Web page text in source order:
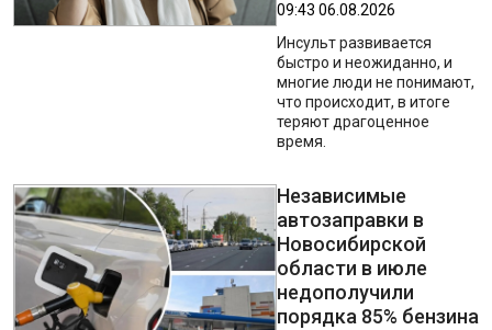
09:43 06.08.2026
Инсульт развивается
быстро и неожиданно, и
многие люди не понимают,
что происходит, в итоге
теряют драгоценное
время.
Независимые
автозаправки в
Новосибирской
области в июле
недополучили
порядка 85% бензина